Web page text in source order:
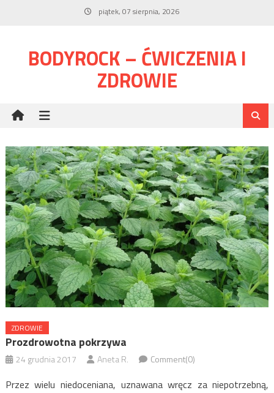
piątek, 07 sierpnia, 2026
BODYROCK – ĆWICZENIA I
ZDROWIE
ZDROWIE
Prozdrowotna pokrzywa
24 grudnia 2017 Aneta R. Comment(0)
Przez wielu niedoceniana, uznawana wręcz za niepotrzebną,